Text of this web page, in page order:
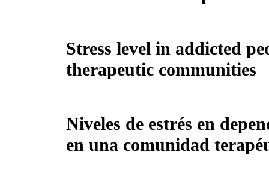
Stress level in addicted
therapeutic communities
Niveles de estrés en
en una comunidad